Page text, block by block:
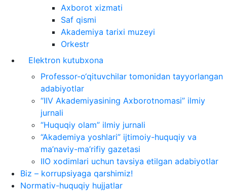
Axborot xizmati
Saf qismi
Akademiya tarixi muzeyi
Orkestr
Elektron kutubxona
Professor-o‘qituvchilar tomonidan tayyorlangan
adabiyotlar
“IIV Akademiyasining Axborotnomasi” ilmiy
jurnali
“Huquqiy olam” ilmiy jurnali
“Akademiya yoshlari” ijtimoiy-huquqiy va
ma’naviy-ma’rifiy gazetasi
IIO xodimlari uchun tavsiya etilgan adabiyotlar
Biz – korrupsiyaga qarshimiz!
Normativ-huquqiy hujjatlar